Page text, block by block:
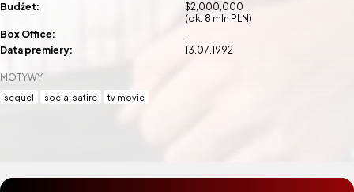
MOTYWY
sequel social satire tv movie
Budżet:
$2,000,000
(ok. 8 mln PLN)
Box Office:
-
Data premiery:
13.07.1992